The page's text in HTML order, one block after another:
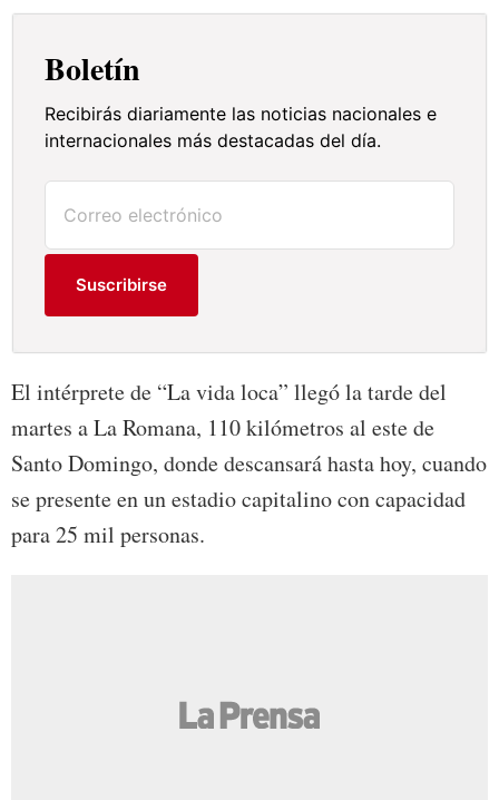
Boletín
Recibirás diariamente las noticias nacionales e
internacionales más destacadas del día.
Suscribirse
El intérprete de “La vida loca” llegó la tarde del
martes a La Romana, 110 kilómetros al este de
Santo Domingo, donde descansará hasta hoy, cuando
se presente en un estadio capitalino con capacidad
para 25 mil personas.